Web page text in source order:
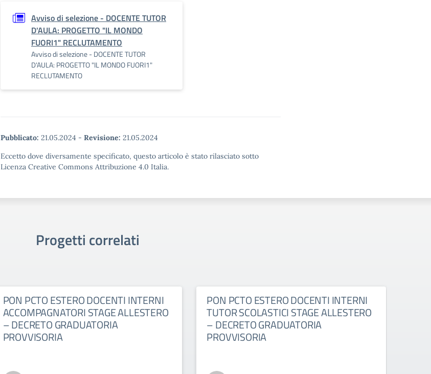
Avviso di selezione - DOCENTE TUTOR
D'AULA: PROGETTO "IL MONDO
FUORI1" RECLUTAMENTO
Avviso di selezione - DOCENTE TUTOR
D'AULA: PROGETTO "IL MONDO FUORI1"
RECLUTAMENTO
Pubblicato: 21.05.2024 - Revisione: 21.05.2024
Eccetto dove diversamente specificato, questo articolo è stato rilasciato sotto
Licenza Creative Commons Attribuzione 4.0 Italia.
Progetti correlati
PON PCTO ESTERO DOCENTI INTERNI
ACCOMPAGNATORI STAGE ALLESTERO
– DECRETO GRADUATORIA
PROVVISORIA
PON PCTO ESTERO DOCENTI INTERNI
TUTOR SCOLASTICI STAGE ALLESTERO
– DECRETO GRADUATORIA
PROVVISORIA